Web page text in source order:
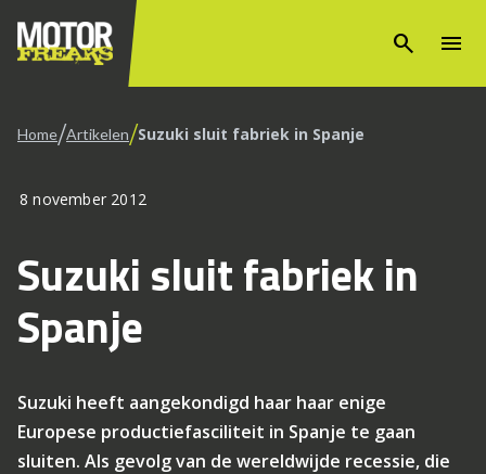
search menu
Home/Artikelen/Suzuki sluit fabriek in Spanje
8 november 2012
Suzuki sluit fabriek in
Spanje
Suzuki heeft aangekondigd haar haar enige
Europese productiefasciliteit in Spanje te gaan
sluiten. Als gevolg van de wereldwijde recessie, die